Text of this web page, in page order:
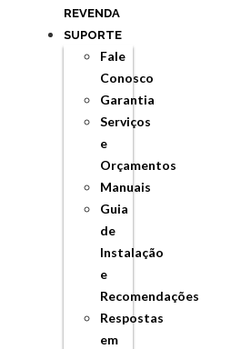
REVENDA
SUPORTE
Fale
Conosco
Garantia
Serviços
e
Orçamentos
Manuais
Guia
de
Instalação
e
Recomendações
Respostas
em